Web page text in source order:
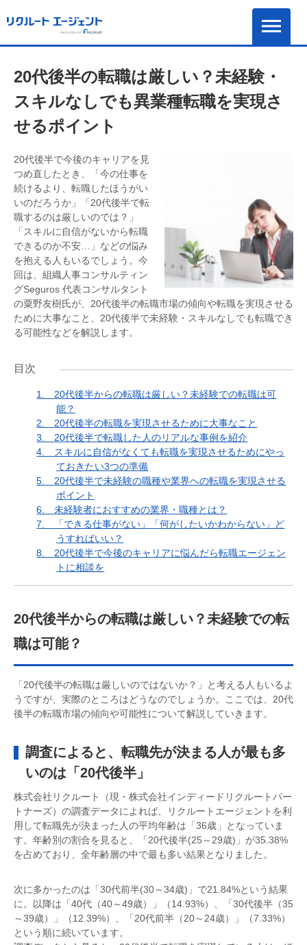
20代後半の転職は厳しい？未経験・
スキルなしでも異業種転職を実現さ
せるポイント
20代後半で今後のキャリアを見
つめ直したとき、「今の仕事を
続けるより、転職したほうがい
いのだろうか」「20代後半で転
職するのは厳しいのでは？」
「スキルに自信がないから転職
できるのか不安…」などの悩み
を抱える人もいるでしょう。今
回は、組織人事コンサルティン
グSeguros 代表コンサルタント
の粟野友樹氏が、20代後半の転職市場の傾向や転職を実現させる
ために大事なこと、20代後半で未経験・スキルなしでも転職でき
る可能性などを解説します。
目次
1. 20代後半からの転職は厳しい？未経験での転職は可
能？
2. 20代後半の転職を実現させるために大事なこと
3. 20代後半で転職した人のリアルな事例を紹介
4. スキルに自信がなくても転職を実現させるためにやっ
ておきたい3つの準備
5. 20代後半で未経験の職種や業界への転職を実現させる
ポイント
6.未経験者におすすめの業界・職種とは？
7.
「できる仕事がない」「何がしたいかわからない」ど
うすればいい？
8. 20代後半で今後のキャリアに悩んだら転職エージェン
トに相談を
20代後半からの転職は厳しい？未経験での転
職は可能？
「20代後半の転職は厳しいのではないか？」と考える人もいるよ
うですが、実際のところはどうなのでしょうか。ここでは、20代
後半の転職市場の傾向や可能性について解説していきます。
調査によると、転職先が決まる人が最も多
いのは「20代後半」
株式会社リクルート（現・株式会社インディードリクルートパー
トナーズ）の調査データによれば、リクルートエージェントを利
用して転職先が決まった人の平均年齢は「36歳」となっていま
す。年齢別の割合を見ると、「20代後半(25～29歳)」が35.38%
を占めており、全年齢層の中で最も多い結果となりました。
次に多かったのは「30代前半(30～34歳)」で21.84%という結果
に。以降は「40代（40～49歳）」（14.93%）、「30代後半（35
～39歳）」（12.39%）、「20代前半（20～24歳）」（7.33%）
という順に続いています。